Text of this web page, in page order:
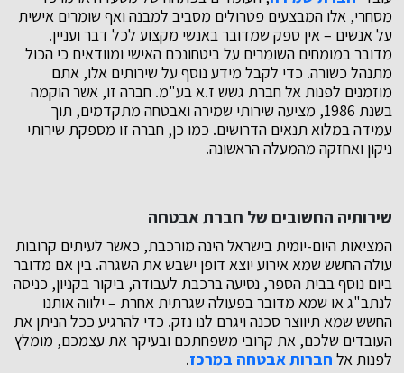
מסחרי, אלו המבצעים פטרולים מסביב למבנה ואף שומרים אישית
על אנשים – אין ספק שמדובר באנשי מקצוע לכל דבר ועניין.
מדובר במומחים השומרים על ביטחונכם האישי ומוודאים כי הכול
מתנהל כשורה. כדי לקבל מידע נוסף על שירותים אלו, אתם
מוזמנים לפנות אל חברת גשש ז.א בע"מ. חברה זו, אשר הוקמה
בשנת 1986, מציעה שירותי שמירה ואבטחה מתקדמים, תוך
עמידה במלוא תנאים הדרושים. כמו כן, חברה זו מספקת שירותי
ניקון ואחזקה מהמעלה הראשונה.
שירותיה החשובים של חברת אבטחה
המציאות היום-יומית בישראל הינה מורכבת, כאשר לעיתים קרובות
עולה החשש שמא אירוע יוצא דופן ישבש את השגרה. בין אם מדובר
ביום נוסף בבית הספר, נסיעה ברכבת לעבודה, ביקור בקניון, כניסה
לנתב"ג או שמא מדובר בפעולה שגרתית אחרת – ילווה אותנו
החשש שמא תיווצר סכנה ויגרם לנו נזק. כדי להרגיע ככל הניתן את
העובדים שלכם, את קרובי משפחתכם ובעיקר את עצמכם, מומלץ
לפנות אל חברות אבטחה במרכז.